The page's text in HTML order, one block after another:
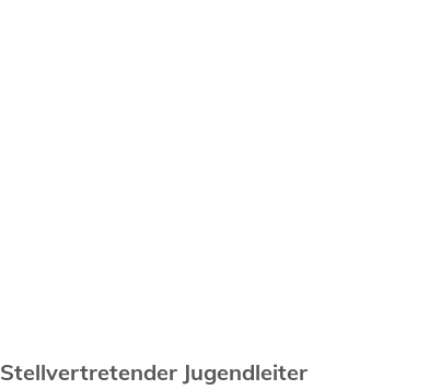
Stellvertretender Jugendleiter